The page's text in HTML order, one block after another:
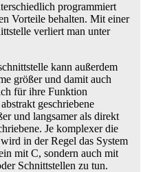
programmiert
Vorteile behalten. Mit einer
verliert man unter
kann außerdem
größer und damit auch
für ihre Funktion
geschriebene
und langsamer als direkt
Je komplexer die
in der Regel das System
mit C, sondern auch mit
Schnittstellen zu tun.